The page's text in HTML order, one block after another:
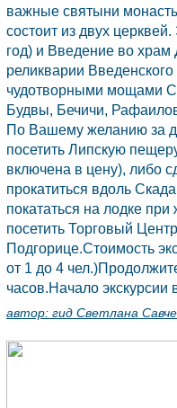
важные святыни
состоит из двух
год) и Введение во
реликварии
чудотворными мощами
Будвы, Бечичи,
По Вашему желанию за
посетить Липскую
включена в цену), либо
прокатиться вдоль
покататься на лодке
посетить Торговый
Подгорице.Стоимость
от 1 до 4
часов.Начало экскурсии
автор: гид Светлана